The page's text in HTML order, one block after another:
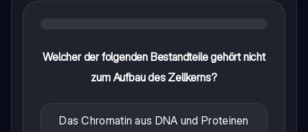
Welcher der folgenden Bestandteile gehört nicht
zum Aufbau des Zellkerns?
Das Chromatin aus DNA und Proteinen